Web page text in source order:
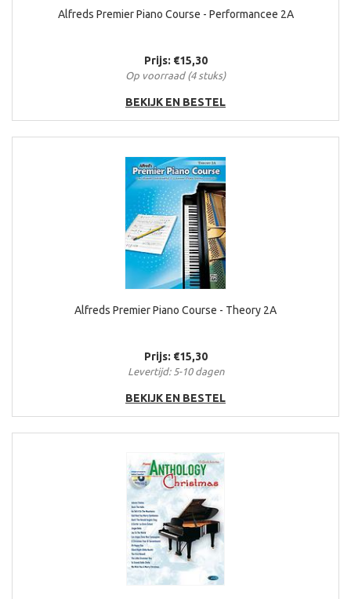
Alfreds Premier Piano Course - Performancee 2A
Prijs: €15,30
Op voorraad (4 stuks)
BEKIJK EN BESTEL
Alfreds Premier Piano Course - Theory 2A
Prijs: €15,30
Levertijd: 5-10 dagen
BEKIJK EN BESTEL